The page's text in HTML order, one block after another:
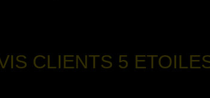
CLIENTS 5